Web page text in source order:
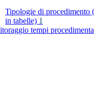
Tipologie di procedimento
in tabelle) 1
tempi